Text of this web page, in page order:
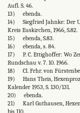
Aufl. S. 46.
13) ebenda.
14) Siegfried Jahnke: Der
Kreis Euskirchen, 1966, S.82.
15) ebenda, S.83.
16) ebenda, s. 84.
17) P. C. Ettighoffer: Wo
Rundschau v. 7. 10. 1966.
18) Cl. Frhr. von
19) Hans Theis,
Kalender 1953, S. 130/131.
20) ebenda.
21) Karl Guthausen,
bis 110.